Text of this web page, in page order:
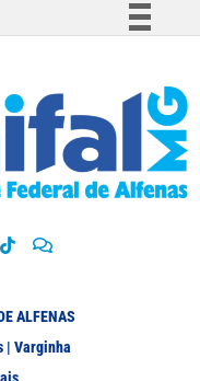
Participe
Acesso à informação
Legislação
ALFENAS
| Varginha